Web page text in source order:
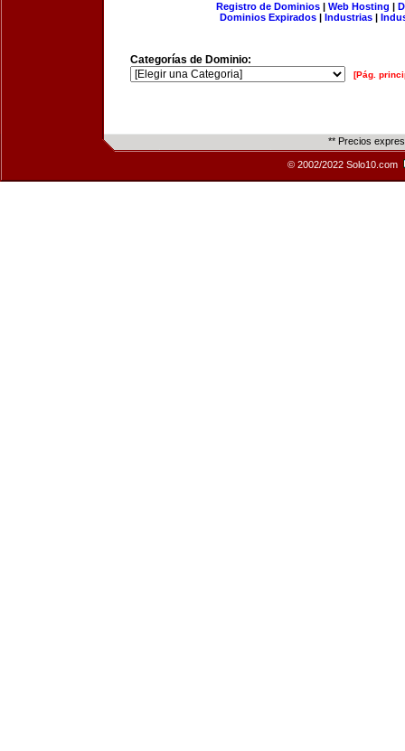
Registro de Dominios| Web Hosting |
Dominios Expirados | Industrias |
Categorías de Dominio:
[Pág.
** Precios
© 2002/2022 Solo10.com